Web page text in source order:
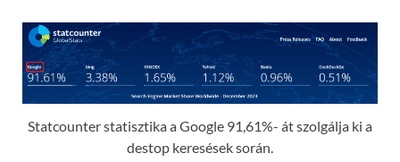
Statcounter statisztika a Google 91,61%- át szolgálja ki a
destop keresések során.